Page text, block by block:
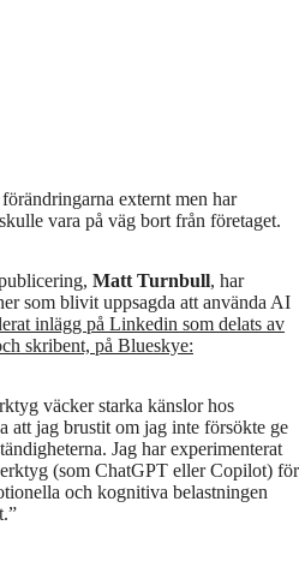
externt men har
vara på väg bort från företaget.
Matt Turnbull, har
som blivit uppsagda att använda AI
inlägg på Linkedin som delats av
skribent, på Blueskye:
väcker starka känslor hos
att jag brustit om jag inte försökte ge
Jag har experimenterat
(som ChatGPT eller Copilot) för
och kognitiva belastningen